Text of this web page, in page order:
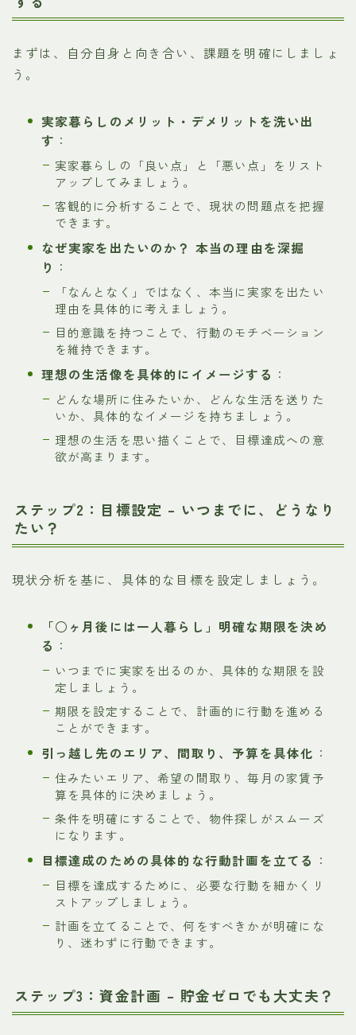
まずは、自分自身と向き合い、課題を明確にしましょ
う。
実家暮らしのメリット・デメリットを洗い出
す ：
実家暮らしの「良い点」と「悪い点」をリスト
アップしてみましょう。
客観的に分析することで、現状の問題点を把握
できます。
なぜ実家を出たいのか？ 本当の理由を深掘
り ：
「なんとなく」ではなく、本当に実家を出たい
理由を具体的に考えましょう。
目的意識を持つことで、行動のモチベーション
を維持できます。
理想の生活像を具体的にイメージする ：
どんな場所に住みたいか、どんな生活を送りた
いか、具体的なイメージを持ちましょう。
理想の生活を思い描くことで、目標達成への意
欲が高まります。
ステップ2：目標設定 – いつまでに、どうなり
たい？
現状分析を基に、具体的な目標を設定しましょう。
「○ヶ月後には一人暮らし」明確な期限を決め
る ：
いつまでに実家を出るのか、具体的な期限を設
定しましょう。
期限を設定することで、計画的に行動を進める
ことができます。
引っ越し先のエリア、間取り、予算を具体化 ：
住みたいエリア、希望の間取り、毎月の家賃予
算を具体的に決めましょう。
条件を明確にすることで、物件探しがスムーズ
になります。
目標達成のための具体的な行動計画を立てる ：
目標を達成するために、必要な行動を細かくリ
ストアップしましょう。
計画を立てることで、何をすべきかが明確にな
り、迷わずに行動できます。
ステップ3：資金計画 – 貯金ゼロでも大丈夫？